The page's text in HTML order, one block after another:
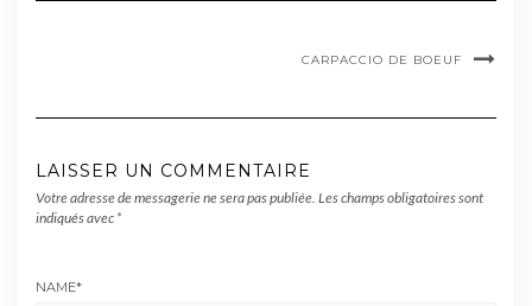
CARPACCIO DE BOEUF
LAISSER UN COMMENTAIRE
Votre adresse de messagerie ne sera pas publiée. Les champs obligatoires sont
indiqués avec *
NAME*